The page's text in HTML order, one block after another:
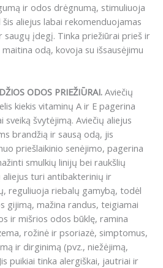
ir odos drėgnumą, stimuliuoja
aliejus labai rekomenduojamas
įdegį. Tinka priežiūrai prieš ir
odą, kovoja su išsausėjimu
ODOS PRIEŽIŪRAI. Aviečių
kiekis vitaminų A ir E pagerina
sveiką švytėjimą. Aviečių aliejus
brandžią ir sausą odą, jis
priešlaikinio senėjimo, pagerina
smulkių linijų bei raukšlių
aliejus turi antibakterinių ir
reguliuoja riebalų gamybą, todėl
gijimą, mažina randus, teigiamai
ir mišrios odos būklę, ramina
rožinė ir psoriazė, simptomus,
ir dirginimą (pvz., niežėjimą,
puikiai tinka alergiškai, jautriai ir